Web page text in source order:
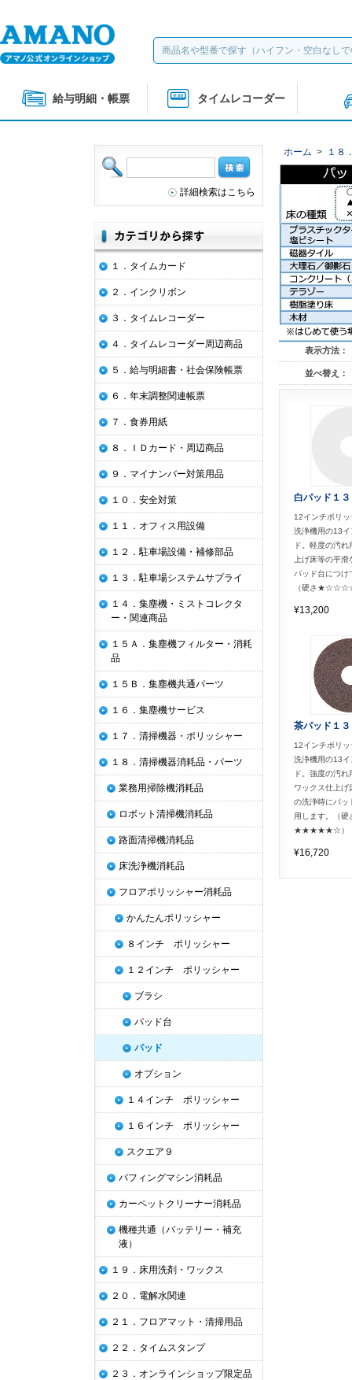
給与明細・帳票 タイムレコーダー
ホーム > １８
表示方法：
並べ替え：
白パッド１
12インチポリ
洗浄機用の13
ド。軽度の汚
上げ床等の平
パッド台につけ
（硬さ
¥13,200
茶パッド１
12インチポリ
洗浄機用の13
ド。強度の汚
ワックス仕上げ
の洗浄時にパッ
用します。（硬
★★★★★☆）
¥16,720
詳細検索はこちら
１．タイムカード
２．インクリボン
３．タイムレコーダー
４．タイムレコーダー周辺商品
５．給与明細書・社会保険帳票
６．年末調整関連帳票
７．食券用紙
８．ＩＤカード・周辺商品
９．マイナンバー対策用品
１０．安全対策
１１．オフィス用設備
１２．駐車場設備・補修部品
１３．駐車場システムサプライ
１４．集塵機・ミストコレクタ
ー・関連商品
１５Ａ．集塵機フィルター・消耗
品
１５Ｂ．集塵機共通パーツ
１６．集塵機サービス
１７．清掃機器・ポリッシャー
１８．清掃機器消耗品・パーツ
業務用掃除機消耗品
ロボット清掃機消耗品
路面清掃機消耗品
床洗浄機消耗品
フロアポリッシャー消耗品
かんたんポリッシャー
８インチ ポリッシャー
１２インチ ポリッシャー
ブラシ
パッド台
パッド
オプション
１４インチ ポリッシャー
１６インチ ポリッシャー
スクエア９
バフィングマシン消耗品
カーペットクリーナー消耗品
機種共通（バッテリー・補充
液）
１９．床用洗剤・ワックス
２０．電解水関連
２１．フロアマット・清掃用品
２２．タイムスタンプ
２３．オンラインショップ限定品